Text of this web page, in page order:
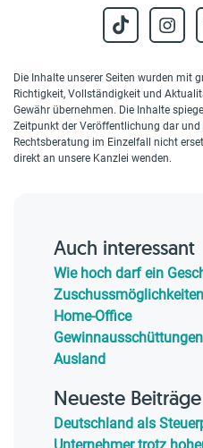
Die Inhalte unserer Seiten wurden mit
Richtigkeit, Vollständigkeit und
Gewähr übernehmen. Die Inhalte
Zeitpunkt der Veröffentlichung dar
Rechtsberatung im Einzelfall nicht
direkt an unsere Kanzlei wenden.
Auch interessant
Wie hoch darf ein
Home-Office
Ausland
Neueste Beiträge
Deutschland als